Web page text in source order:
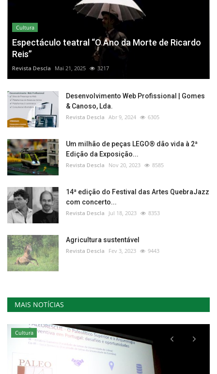
Cultura
Espectáculo teatral “O Ano da Morte de Ricardo
Reis”
Revista Descla Mai 21, 2025 3217
Desenvolvimento Web Profissional | Gomes
& Canoso, Lda.
Revista Descla Abr 9, 2024 6305
Um milhão de peças LEGO® dão vida à 2ª
Edição da Exposição...
Revista Descla Nov 20, 2023 8585
14ª edição do Festival das Artes QuebraJazz
com concerto...
Revista Descla Jul 18, 2023 8353
Agricultura sustentável
Revista Descla Fev 3, 2023 9443
MAIS NOTÍCIAS
Cultura